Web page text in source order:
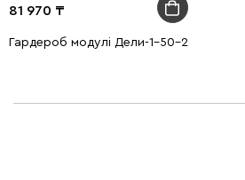
81 970
Гардероб модулі Дели-1-50-210 Ақ